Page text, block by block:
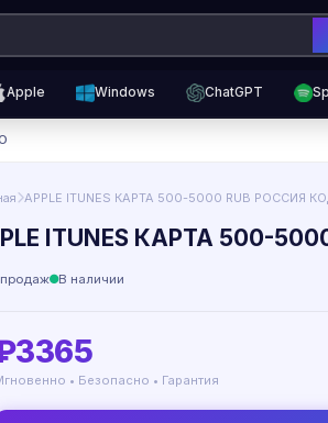
Apple Windows ChatGPT
APPLE ITUNES КАРТА 500-5000 RUB РОССИЯ
ITUNES КАРТА 500-
продаж В наличии
• Безопасно • Гарантия